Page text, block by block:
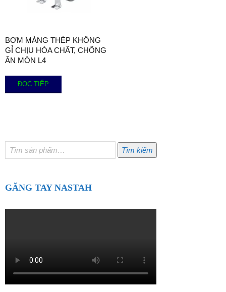
BƠM MÀNG THÉP KHÔNG
GỈ CHỊU HÓA CHẤT, CHỐNG
ĂN MÒN L4
ĐỌC TIẾP
Tìm
kiếm:
Tìm kiếm
GĂNG TAY NASTAH